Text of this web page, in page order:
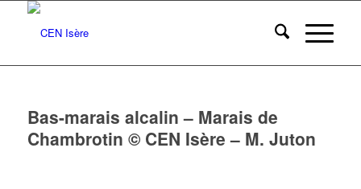
Bas-marais alcalin – Marais de
Chambrotin © CEN Isère – M. Juton